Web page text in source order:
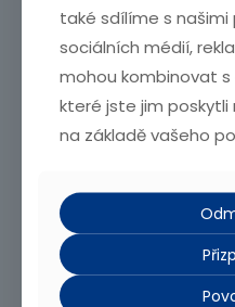
Date added: 16.03.26
Post Updated:2026-
Description
Nabízíme k prodeji
také sdílíme s
sociálních médií,
mohou kombinovat
které jste jim poskytli
na základě vašeho